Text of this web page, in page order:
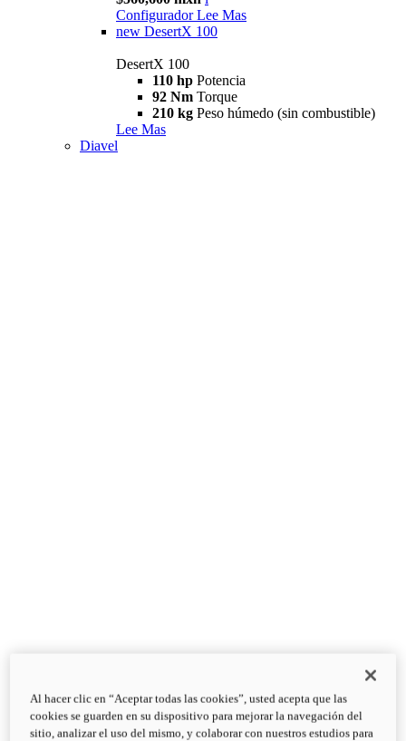
Configurador Lee Mas
new DesertX 100
DesertX 100
110 hp Potencia
92 Nm Torque
210 kg Peso húmedo (sin combustible)
Lee Mas
Diavel
Diavel
V4
Al hacer clic en “Aceptar todas las cookies”, usted acepta que las
cookies se guarden en su dispositivo para mejorar la navegación del
sitio, analizar el uso del mismo, y colaborar con nuestros estudios para